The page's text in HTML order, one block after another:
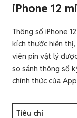
iPhone 12
Thông số iPhone
kích thước hiển
viên pin vật lý
so sánh thông số
chính thức của
Tiêu chí